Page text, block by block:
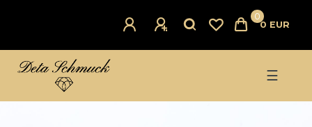
0
0 EUR
☰